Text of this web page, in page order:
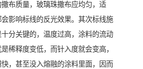
布质量，玻璃珠撒布应均匀，适
影响标线的反光效果。其次标线施
分关键的，温度过高，涂料的流动
稀释度变低，而针入度就会变高，
，甚至没入熔融的涂料里面，因而